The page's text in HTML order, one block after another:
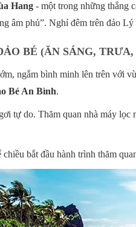
Hang - một trong những thắng
âm phủ”. Nghỉ đêm trên đảo Lý
BÉ (ĂN SÁNG,
ngắm bình minh lên trên với
Bé An Bình.
tự do. Thăm quan nhà máy lọc
bắt đầu hành trình thăm